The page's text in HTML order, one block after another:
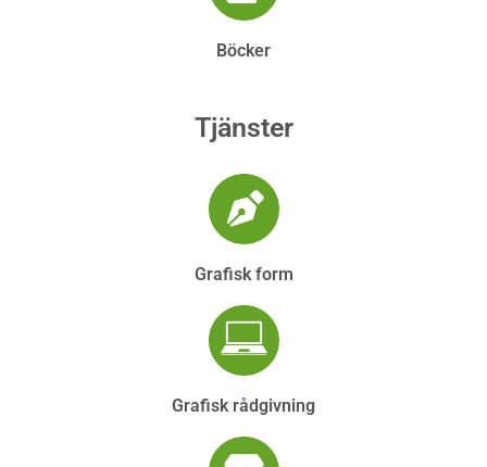
Böcker
Tjänster
Grafisk form
Grafisk rådgivning